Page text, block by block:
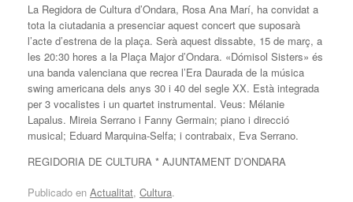
La Regidora de Cultura d’Ondara, Rosa Ana Marí, ha convidat a
tota la ciutadania a presenciar aquest concert que suposarà
l’acte d’estrena de la plaça. Serà aquest dissabte, 15 de març, a
les 20:30 hores a la Plaça Major d’Ondara. «Dómisol Sisters» és
una banda valenciana que recrea l’Era Daurada de la música
swing americana dels anys 30 i 40 del segle XX. Està integrada
per 3 vocalistes i un quartet instrumental. Veus: Mélanie
Lapalus. Mireia Serrano i Fanny Germain; piano i direcció
musical; Eduard Marquina-Selfa; i contrabaix, Eva Serrano.
REGIDORIA DE CULTURA * AJUNTAMENT D’ONDARA
Publicado en Actualitat, Cultura.